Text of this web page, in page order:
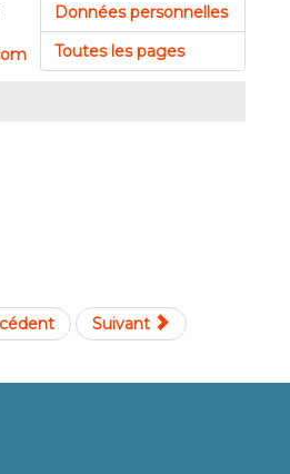
Données personnelles
Toutes les pages
Suivant